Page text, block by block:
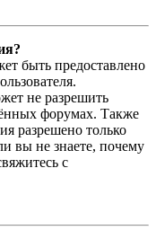
быть предоставлено
не разрешить
форумах. Также
разрешено только
вы не знаете, почему
с